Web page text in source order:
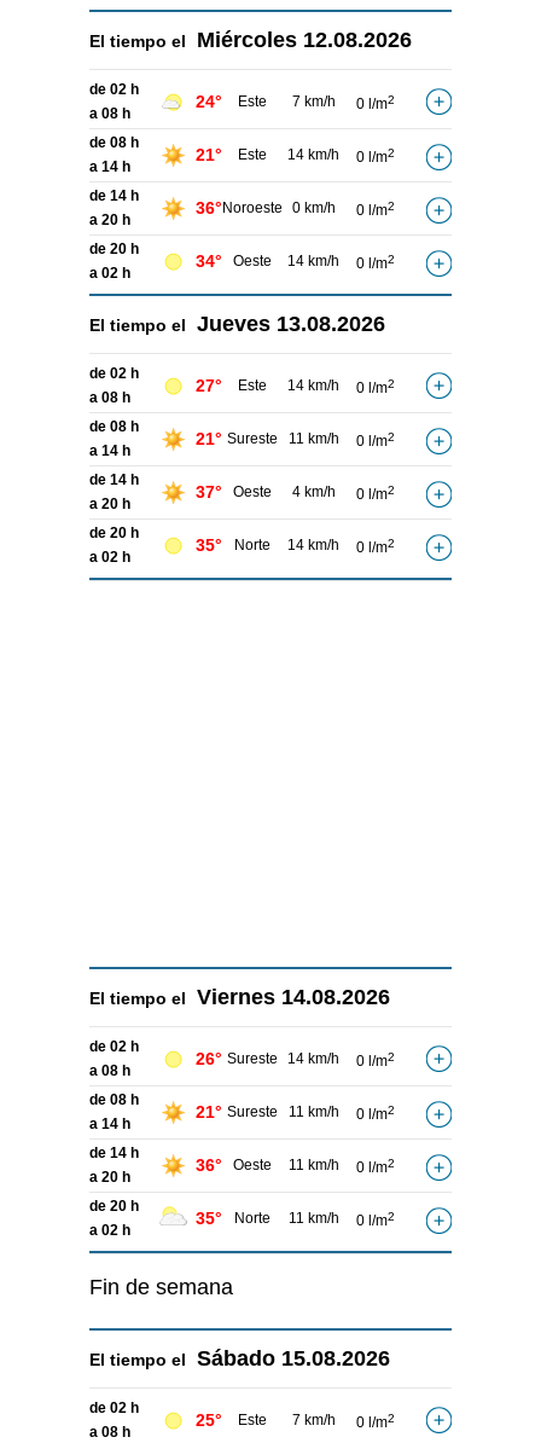
El tiempo el Miércoles 12.08.2026
de 02 h
a 08 h
24° Este 7 km/h 0 l/m2
de 08 h
a 14 h
21° Este 14 km/h 0 l/m2
de 14 h
a 20 h
36° Noroeste 0 km/h 0 l/m2
de 20 h
a 02 h
34° Oeste 14 km/h 0 l/m2
El tiempo el Jueves 13.08.2026
de 02 h
a 08 h
27° Este 14 km/h 0 l/m2
de 08 h
a 14 h
21° Sureste 11 km/h 0 l/m2
de 14 h
a 20 h
37° Oeste 4 km/h 0 l/m2
de 20 h
a 02 h
35° Norte 14 km/h 0 l/m2
El tiempo el Viernes 14.08.2026
de 02 h
a 08 h
26° Sureste 14 km/h 0 l/m2
de 08 h
a 14 h
21° Sureste 11 km/h 0 l/m2
de 14 h
a 20 h
36° Oeste 11 km/h 0 l/m2
de 20 h
a 02 h
35° Norte 11 km/h 0 l/m2
Fin de semana
El tiempo el Sábado 15.08.2026
de 02 h
a 08 h
25° Este 7 km/h 0 l/m2